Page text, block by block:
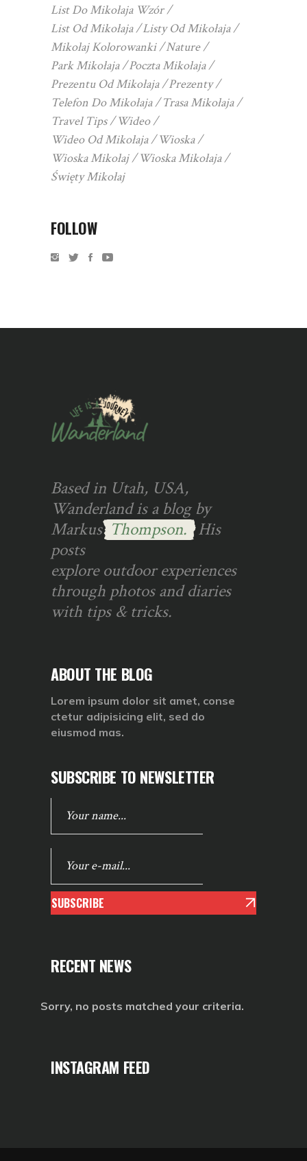
List Do Mikołaja Wzór
List Od Mikołaja
Listy Od Mikołaja
Mikołaj Kolorowanki
Nature
Park Mikołaja
Poczta Mikołaja
Prezentu Od Mikołaja
Prezenty
Telefon Do Mikołaja
Trasa Mikołaja
Travel Tips
Wideo
Wideo Od Mikołaja
Wioska
Wioska Mikołaj
Wioska Mikołaja
Święty Mikołaj
FOLLOW
Based in Utah, USA,
Wanderland is a blog by
Markus Thompson. His
posts
explore outdoor experiences
through photos and diaries
with tips & tricks.
ABOUT THE BLOG
Lorem ipsum dolor sit amet, conse
ctetur adipisicing elit, sed do
eiusmod mas.
SUBSCRIBE TO NEWSLETTER
SUBSCRIBE
RECENT NEWS
Sorry, no posts matched your criteria.
INSTAGRAM FEED